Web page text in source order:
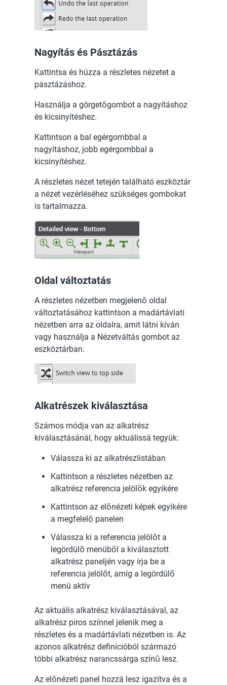
Nagyítás és Pásztázás
Kattintsa és húzza a részletes nézetet a
pásztázáshoz.
Használja a görgetőgombot a nagyításhoz
és kicsinyítéshez.
Kattintson a bal egérgombbal a
nagyításhoz, jobb egérgombbal a
kicsinyítéshez.
A részletes nézet tetején található eszköztár
a nézet vezérléséhez szükséges gombokat
is tartalmazza.
Oldal változtatás
A részletes nézetben megjelenő oldal
változtatásához kattintson a madártávlati
nézetben arra az oldalra, amit látni kíván
vagy használja a Nézetváltás gombot az
eszköztárban.
Alkatrészek kiválasztása
Számos módja van az alkatrész
kiválasztásánál, hogy aktuálissá tegyük:
Válassza ki az alkatrészlistában
Kattintson a részletes nézetben az
alkatrész referencia jelölők egyikére
Kattintson az előnézeti képek egyikére
a megfelelő panelen
Válassza ki a referencia jelölőt a
legördülő menüből a kiválasztott
alkatrész paneljén vagy írja be a
referencia jelölőt, amíg a legördülő
menü aktív
Az aktuális alkatrész kiválasztásával, az
alkatrész piros színnel jelenik meg a
részletes és a madártávlati nézetben is. Az
azonos alkatrész definícióból származó
többi alkatrész narancssárga színű lesz.
Az előnézeti panel hozzá lesz igazítva és a